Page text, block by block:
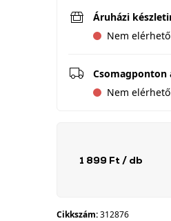
Áruházi
Nem elérhető
Csomagponton
Nem elérhető
1 899 Ft / db
Cikkszám:312876